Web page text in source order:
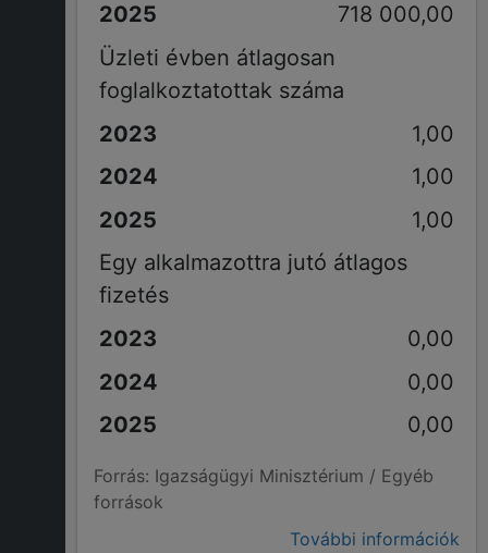
718 000,00
Üzleti évben átlagosan
foglalkoztatottak száma
1,00
1,00
1,00
Egy alkalmazottra jutó átlagos
fizetés
0,00
0,00
0,00
Forrás: Igazságügyi Minisztérium / Egyéb
források
További információk